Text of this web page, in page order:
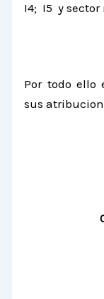
I4; I5 y sector
Por todo ello
sus